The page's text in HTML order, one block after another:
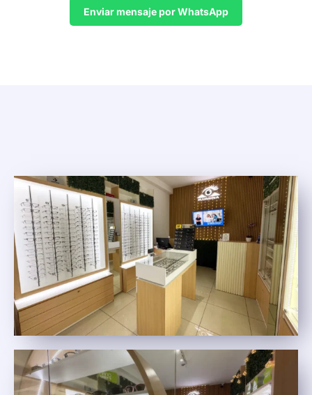
Enviar mensaje por WhatsApp